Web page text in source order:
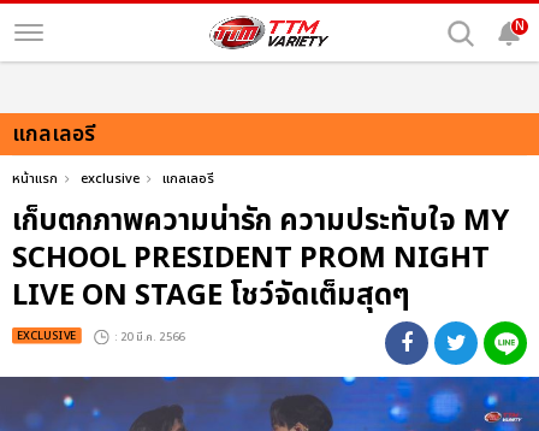
N
แกลเลอรี
หน้าแรก exclusive แกลเลอรี
เก็บตกภาพความน่ารัก ความประทับใจ MY
SCHOOL PRESIDENT PROM NIGHT
LIVE ON STAGE โชว์จัดเต็มสุดๆ
EXCLUSIVE : 20 มี.ค. 2566